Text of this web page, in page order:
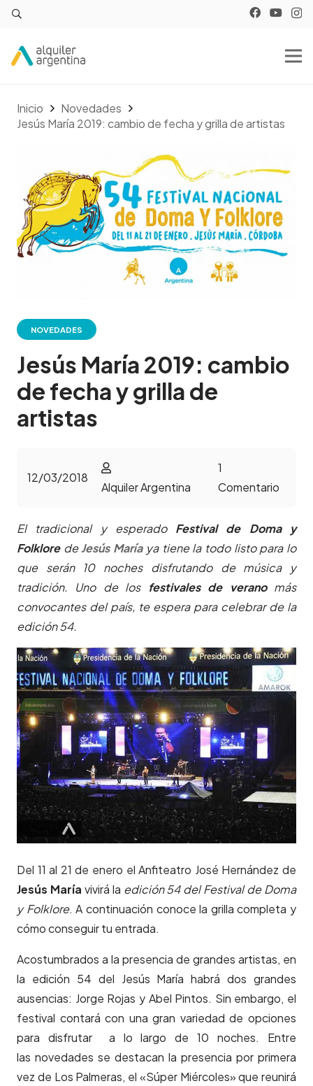
Inicio
Novedades
Jesús María 2019: cambio de fecha y grilla de artistas
NOVEDADES
Jesús María 2019: cambio
de fecha y grilla de
artistas
12/03/2018
Alquiler Argentina
1
Comentario
El tradicional y esperado Festival de Doma y
FolkloredeJesús Maríaya tiene la todo listo para lo
que serán 10 noches disfrutando de música y
tradición. Uno de los festivales de veranomás
convocantes del país, te espera para celebrar de la
edición 54.
Del 11 al 21 de enero el Anfiteatro José Hernández de
Jesús María vivirá la edición 54 del Festival de Doma
y Folklore. A continuación conoce la grilla completa y
cómo conseguir tu entrada.
Acostumbrados a la presencia de grandes artistas, en
la edición 54 del Jesús María habrá dos grandes
ausencias: Jorge Rojas y Abel Pintos. Sin embargo, el
festival contará con una gran variedad de opciones
para disfrutar a lo largo de 10 noches. Entre
las novedades se destacan la presencia por primera
vez de Los Palmeras, el «Súper Miércoles» que reunirá